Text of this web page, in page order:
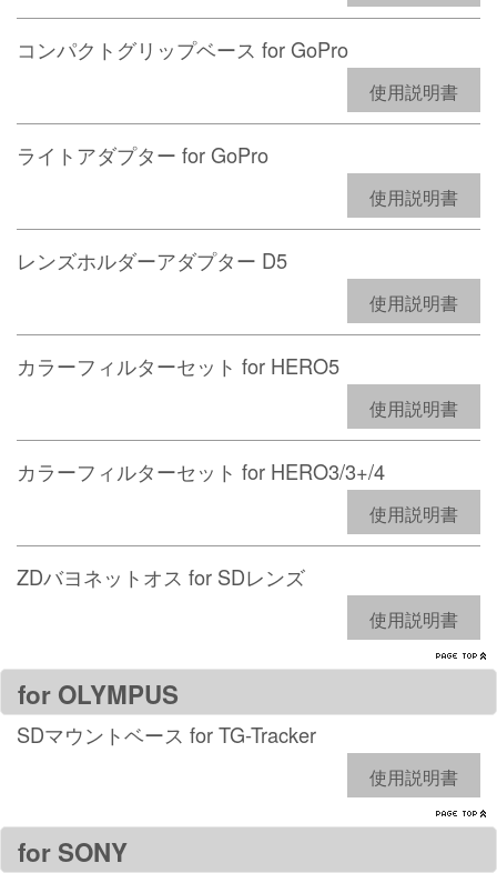
コンパクトグリップベース for GoPro
使用説明書
ライトアダプター for GoPro
使用説明書
レンズホルダーアダプター D5
使用説明書
カラーフィルターセット for HERO5
使用説明書
カラーフィルターセット for HERO3/3+/4
使用説明書
ZDバヨネットオス for SDレンズ
使用説明書
for OLYMPUS
SDマウントベース for TG-Tracker
使用説明書
for SONY